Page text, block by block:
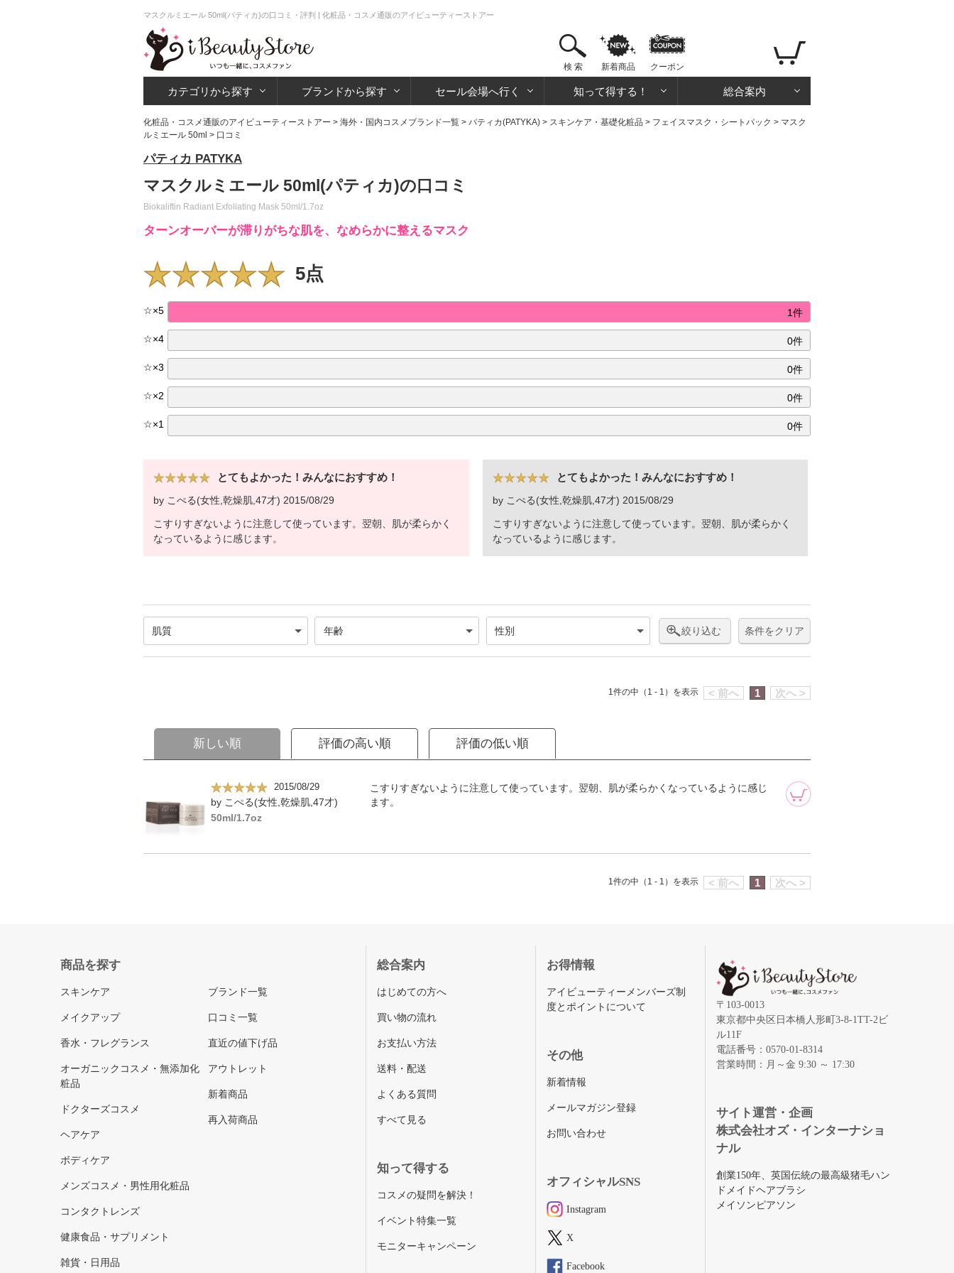
マスクルミエール 50ml(パティカ)の口コミ・評判 | 化粧品・コスメ通販のアイビューティーストアー
検 索 新着商品 クーポン
カテゴリから探す ブランドから探す セール会場へ行く 知って得する！ 総合案内
化粧品・コスメ通販のアイビューティーストアー > 海外・国内コスメブランド一覧 > パティカ(PATYKA) > スキンケア・基礎化粧品 > フェイスマスク・シートパック > マスク
ルミエール 50ml > 口コミ
パティカ PATYKA
マスクルミエール 50ml(パティカ)の口コミ
Biokaliftin Radiant Exfoliating Mask 50ml/1.7oz
ターンオーバーが滞りがちな肌を、なめらかに整えるマスク
5点
☆×5 1件
☆×4 0件
☆×3 0件
☆×2 0件
☆×1 0件
とてもよかった！みんなにおすすめ！
by こぺる(女性,乾燥肌,47才) 2015/08/29
こすりすぎないように注意して使っています。翌朝、肌が柔らかく
なっているように感じます。
とてもよかった！みんなにおすすめ！
by こぺる(女性,乾燥肌,47才) 2015/08/29
こすりすぎないように注意して使っています。翌朝、肌が柔らかく
なっているように感じます。
絞り込む 条件をクリア
< 前へ 1 次へ >
1件の中（1 - 1）を表示
新しい順 評価の高い順 評価の低い順
2015/08/29
by こぺる(女性,乾燥肌,47才)
50ml/1.7oz
こすりすぎないように注意して使っています。翌朝、肌が柔らかくなっているように感じ
ます。
< 前へ 1 次へ >
1件の中（1 - 1）を表示
商品を探す
スキンケア
メイクアップ
香水・フレグランス
オーガニックコスメ・無添加化
粧品
ドクターズコスメ
ヘアケア
ボディケア
メンズコスメ・男性用化粧品
コンタクトレンズ
健康食品・サプリメント
雑貨・日用品
ブランド一覧
口コミ一覧
直近の値下げ品
アウトレット
新着商品
再入荷商品
総合案内
はじめての方へ
買い物の流れ
お支払い方法
送料・配送
よくある質問
すべて見る
知って得する
コスメの疑問を解決！
イベント特集一覧
モニターキャンペーン
お得情報
アイビューティーメンバーズ制
度とポイントについて
その他
新着情報
メールマガジン登録
お問い合わせ
オフィシャルSNS
Instagram
X
Facebook
〒103-0013
東京都中央区日本橋人形町3-8-1TT-2ビ
ル11F
電話番号：0570-01-8314
営業時間：月～金 9:30 ～ 17:30
サイト運営・企画
株式会社オズ・インターナショ
ナル
創業150年、英国伝統の最高級猪毛ハン
ドメイドヘアブラシ
メイソンピアソン